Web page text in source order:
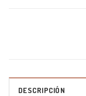
DESCRIPCIÓN